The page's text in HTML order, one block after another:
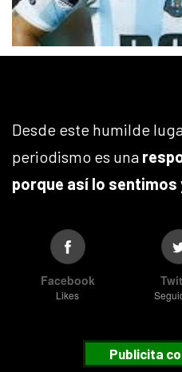
Desde este humilde
periodismo es una
porque así lo sentimos
Facebook
Likes
Publicita